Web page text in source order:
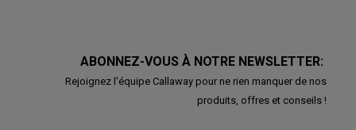
ABONNEZ-VOUS À NOTRE NEWSLETTER:
Rejoignez l'équipe Callaway pour ne rien manquer de nos
produits, offres et conseils !